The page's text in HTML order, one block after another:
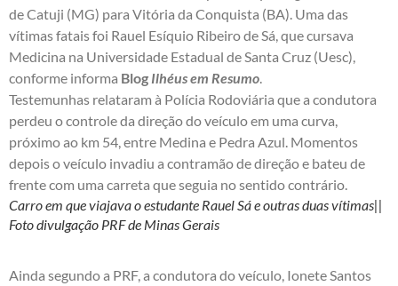
de Catuji (MG) para Vitória da Conquista (BA). Uma das
vítimas fatais foi Rauel Esíquio Ribeiro de Sá, que cursava
Medicina na Universidade Estadual de Santa Cruz (Uesc),
conforme informa Blog Ilhéus em Resumo.
Testemunhas relataram à Polícia Rodoviária que a condutora
perdeu o controle da direção do veículo em uma curva,
próximo ao km 54, entre Medina e Pedra Azul. Momentos
depois o veículo invadiu a contramão de direção e bateu de
frente com uma carreta que seguia no sentido contrário.
Carro em que viajava o estudante Rauel Sá e outras duas vítimas||
Foto divulgação PRF de Minas Gerais
Ainda segundo a PRF, a condutora do veículo, Ionete Santos